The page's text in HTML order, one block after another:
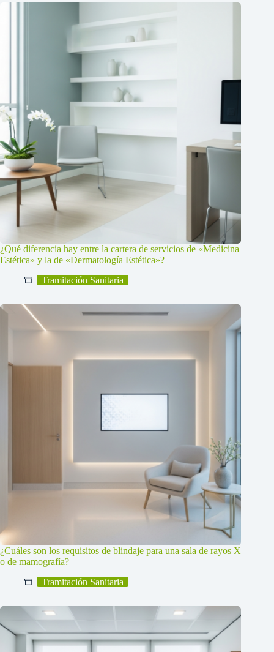
¿Qué diferencia hay entre la cartera de servicios de «Medicina
Estética» y la de «Dermatología Estética»?
Tramitación Sanitaria
¿Cuáles son los requisitos de blindaje para una sala de rayos X
o de mamografía?
Tramitación Sanitaria